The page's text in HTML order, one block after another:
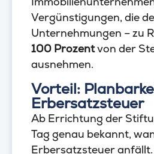
Vergünstigungen, die
Unternehmungen – zu
100 Prozentvon der
ausnehmen.
Vorteil:
Erbersatzsteuer
Ab Errichtung der
Tag genau bekannt,
Erbersatzsteuer anfällt.